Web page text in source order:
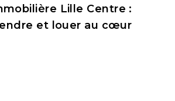
Lille Centre :
et louer au cœur